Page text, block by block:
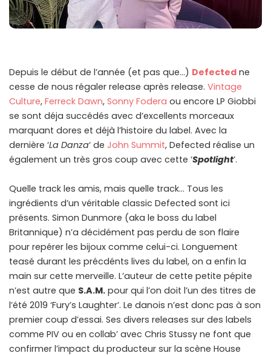
Depuis le début de l’année (et pas que…) Defected ne
cesse de nous régaler release après release. Vintage
Culture, Ferreck Dawn, Sonny Fodera ou encore LP Giobbi
se sont déja succédés avec d’excellents morceaux
marquant dores et déjà l’histoire du label. Avec la
dernière ‘La Danza‘ de John Summit, Defected réalise un
également un très gros coup avec cette ‘Spotlight’.
Quelle track les amis, mais quelle track… Tous les
ingrédients d’un véritable classic Defected sont ici
présents. Simon Dunmore (aka le boss du label
Britannique) n’a décidément pas perdu de son flaire
pour repérer les bijoux comme celui-ci. Longuement
teasé durant les précdénts lives du label, on a enfin la
main sur cette merveille. L’auteur de cette petite pépite
n’est autre que S.A.M. pour qui l’on doit l’un des titres de
l’été 2019 ‘Fury’s Laughter’. Le danois n’est donc pas à son
premier coup d’essai. Ses divers releases sur des labels
comme PIV ou en collab’ avec Chris Stussy ne font que
confirmer l’impact du producteur sur la scène House